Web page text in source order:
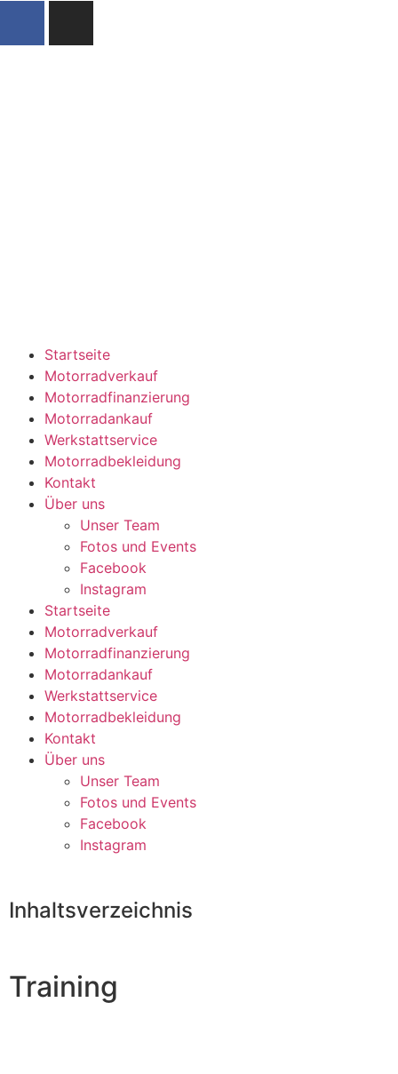
Startseite
Motorradverkauf
Motorradfinanzierung
Motorradankauf
Werkstattservice
Motorradbekleidung
Kontakt
Über uns
Unser Team
Fotos und Events
Facebook
Instagram
Startseite
Motorradverkauf
Motorradfinanzierung
Motorradankauf
Werkstattservice
Motorradbekleidung
Kontakt
Über uns
Unser Team
Fotos und Events
Facebook
Instagram
Inhaltsverzeichnis
Training